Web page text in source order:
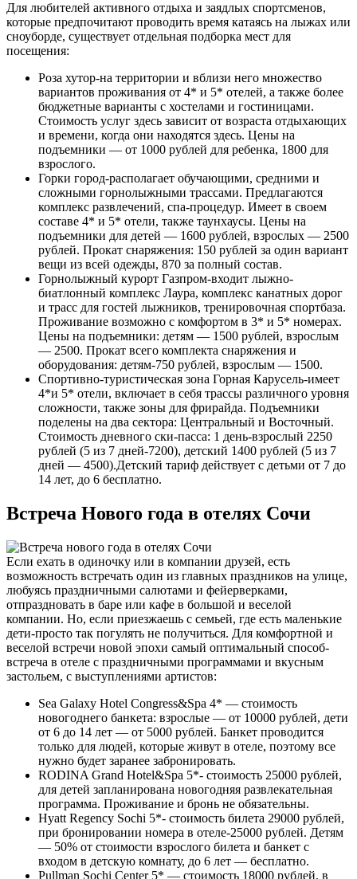
Для любителей активного отдыха и заядлых спортсменов,
которые предпочитают проводить время катаясь на лыжах или
сноуборде, существует отдельная подборка мест для
посещения:
Роза хутор-на территории и вблизи него множество
вариантов проживания от 4* и 5* отелей, а также более
бюджетные варианты с хостелами и гостиницами.
Стоимость услуг здесь зависит от возраста отдыхающих
и времени, когда они находятся здесь. Цены на
подъемники — от 1000 рублей для ребенка, 1800 для
взрослого.
Горки город-располагает обучающими, средними и
сложными горнолыжными трассами. Предлагаются
комплекс развлечений, спа-процедур. Имеет в своем
составе 4* и 5* отели, также таунхаусы. Цены на
подъемники для детей — 1600 рублей, взрослых — 2500
рублей. Прокат снаряжения: 150 рублей за один вариант
вещи из всей одежды, 870 за полный состав.
Горнолыжный курорт Газпром-входит лыжно-
биатлонный комплекс Лаура, комплекс канатных дорог
и трасс для гостей лыжников, тренировочная спортбаза.
Проживание возможно с комфортом в 3* и 5* номерах.
Цены на подъемники: детям — 1500 рублей, взрослым
— 2500. Прокат всего комплекта снаряжения и
оборудования: детям-750 рублей, взрослым — 1500.
Спортивно-туристическая зона Горная Карусель-имеет
4*и 5* отели, включает в себя трассы различного уровня
сложности, также зоны для фрирайда. Подъемники
поделены на два сектора: Центральный и Восточный.
Стоимость дневного ски-пасса: 1 день-взрослый 2250
рублей (5 из 7 дней-7200), детский 1400 рублей (5 из 7
дней — 4500).Детский тариф действует с детьми от 7 до
14 лет, до 6 бесплатно.
Встреча Нового года в отелях Сочи
Если ехать в одиночку или в компании друзей, есть
возможность встречать один из главных праздников на улице,
любуясь праздничными салютами и фейерверками,
отпраздновать в баре или кафе в большой и веселой
компании. Но, если приезжаешь с семьей, где есть маленькие
дети-просто так погулять не получиться. Для комфортной и
веселой встречи новой эпохи самый оптимальный способ-
встреча в отеле с праздничными программами и вкусным
застольем, с выступлениями артистов:
Sea Galaxy Hotel Congress&Spa 4* — стоимость
новогоднего банкета: взрослые — от 10000 рублей, дети
от 6 до 14 лет — от 5000 рублей. Банкет проводится
только для людей, которые живут в отеле, поэтому все
нужно будет заранее забронировать.
RODINA Grand Hotel&Spa 5*- стоимость 25000 рублей,
для детей запланирована новогодняя развлекательная
программа. Проживание и бронь не обязательны.
Hyatt Regency Sochi 5*- стоимость билета 29000 рублей,
при бронировании номера в отеле-25000 рублей. Детям
— 50% от стоимости взрослого билета и банкет с
входом в детскую комнату, до 6 лет — бесплатно.
Pullman Sochi Center 5* — стоимость 18000 рублей, в